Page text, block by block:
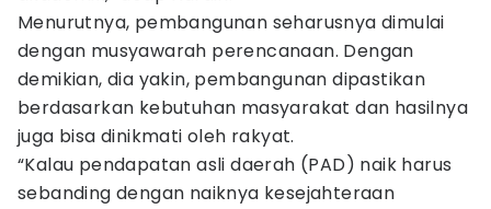
Menurutnya, pembangunan seharusnya dimulai
dengan musyawarah perencanaan. Dengan
demikian, dia yakin, pembangunan dipastikan
berdasarkan kebutuhan masyarakat dan hasilnya
juga bisa dinikmati oleh rakyat.
“Kalau pendapatan asli daerah (PAD) naik harus
sebanding dengan naiknya kesejahteraan